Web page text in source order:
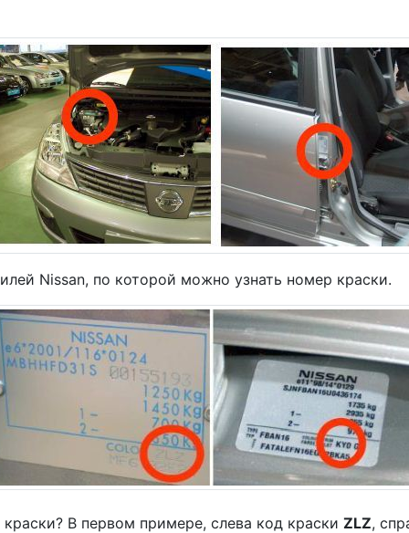
Nissan, по которой можно узнать номер краски.
В первом примере, слева код краски ZLZ,